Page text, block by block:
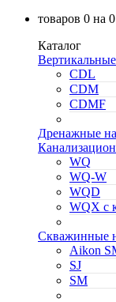
товаров 0 на 0
Каталог
CDL
CDM
CDMF
Дренажные
WQ
WQ-W
WQD
WQX с
Скважинные
Aikon
SJ
SM